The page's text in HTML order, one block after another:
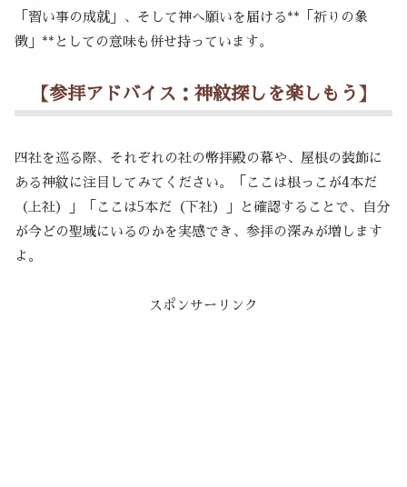
「習い事の成就」、そして神へ願いを届ける**「祈りの象
徴」**としての意味も併せ持っています。
【参拝アドバイス：神紋探しを楽しもう】
四社を巡る際、それぞれの社の幣拝殿の幕や、屋根の装飾に
ある神紋に注目してみてください。「ここは根っこが4本だ
（上社）」「ここは5本だ（下社）」と確認することで、自分
が今どの聖域にいるのかを実感でき、参拝の深みが増します
よ。
スポンサーリンク